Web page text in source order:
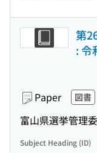
第
: 令
Paper 図書
富山県選挙管理
Subject Heading (ID)